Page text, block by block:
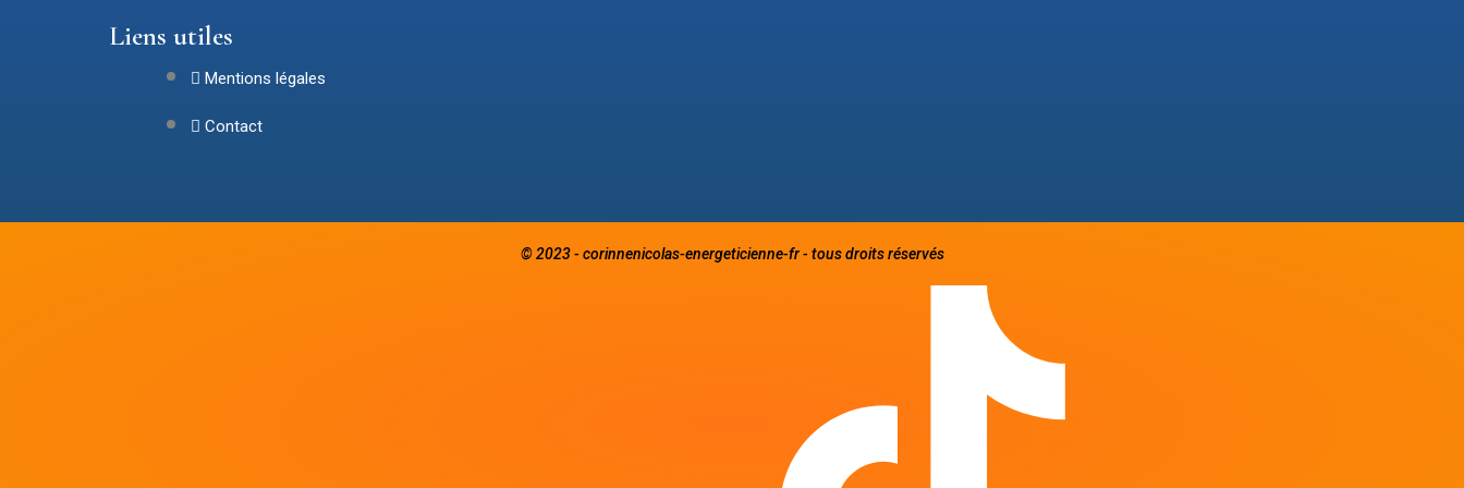
Liens utiles
Mentions légales
Contact
© 2023 - corinnenicolas-energeticienne-fr - tous droits réservés